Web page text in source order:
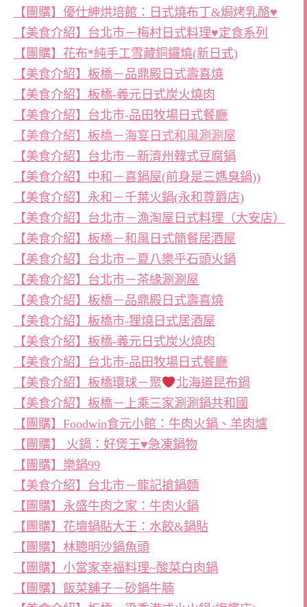
【團購】優仕紳烘培館：日式燒布丁&焗烤乳酪♥
【美食介紹】台北市－梅村日式料理♥定食系列
【團購】花布*純手工雪藏銅鑼燒(新日式)
【美食介紹】板橋－品鼎殿日式壽喜燒
【美食介紹】板橋-義元日式炭火燒肉
【美食介紹】台北市-品田牧場日式餐廳
【美食介紹】板橋－海宴日式和風涮涮屋
【美食介紹】台北市－新濟州韓式豆腐鍋
【美食介紹】中和－喜鍋屋(前身是三媽臭鍋))
【美食介紹】永和－千葉火鍋(永和尊爵店)
【美食介紹】台北市－漁淘屋日式料理（大安店）
【美食介紹】板橋－和風日式簡餐居酒屋
【美食介紹】台北市－夏八樂乎石頭火鍋
【美食介紹】台北市－茶緣涮涮屋
【美食介紹】板橋－品鼎殿日式壽喜燒
【美食介紹】板橋市-狸燒日式居酒屋
【美食介紹】板橋-義元日式炭火燒肉
【美食介紹】台北市-品田牧場日式餐廳
【美食介紹】板橋環球－聚
北海道昆布鍋
【美食介紹】板橋－上乘三家涮涮鍋共和國
【團購】Foodwin食元小館：牛肉火鍋、羊肉爐
【團購】 火鍋：好煲王♥急凍鍋物
【團購】樂鍋99
【美食介紹】台北市－龍記搶鍋麵
【團購】永盛牛肉之家：牛肉火鍋
【團購】花壇鍋貼大王：水餃&鍋貼
【團購】林聰明沙鍋魚頭
【團購】小當家幸福料理~酸菜白肉鍋
【團購】飯菜舖子－砂鍋牛腩